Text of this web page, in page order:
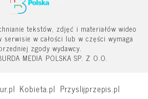
tekstów, zdjęć i materiałów wideo
serwisie w całości lub w części wymaga
zgody wydawcy.
MEDIA POLSKA SP. Z O.O.
Kobieta.pl Przyslijprzepis.pl